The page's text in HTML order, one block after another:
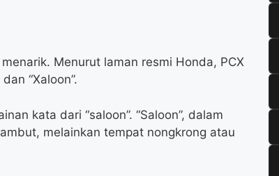
Menurut laman resmi Honda, PCX
“Xaloon”.
kata dari “saloon”. “Saloon”, dalam
melainkan tempat nongkrong atau